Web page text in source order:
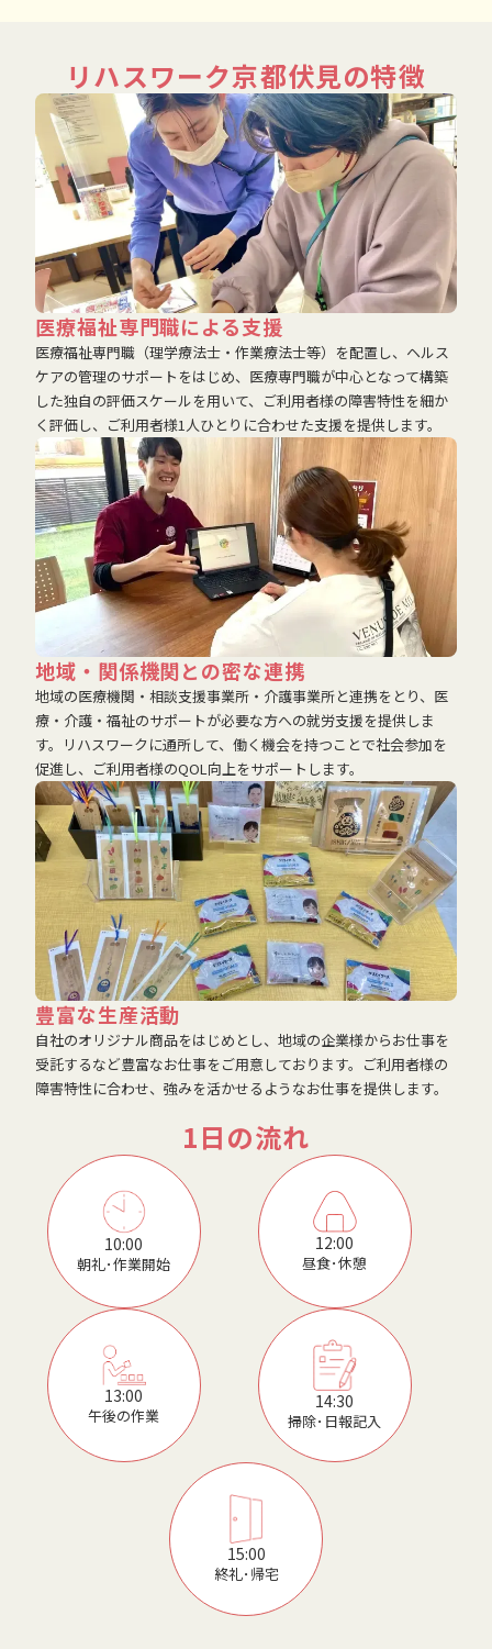
リハスワーク京都伏見の特徴
医療福祉専門職による支援
医療福祉専門職（理学療法士・作業療法士等）を配置し、ヘルス
ケアの管理のサポートをはじめ、医療専門職が中心となって構築
した独自の評価スケールを用いて、ご利用者様の障害特性を細か
く評価し、ご利用者様1人ひとりに合わせた支援を提供します。
地域・関係機関との密な連携
地域の医療機関・相談支援事業所・介護事業所と連携をとり、医
療・介護・福祉のサポートが必要な方への就労支援を提供しま
す。リハスワークに通所して、働く機会を持つことで社会参加を
促進し、ご利用者様のQOL向上をサポートします。
豊富な生産活動
自社のオリジナル商品をはじめとし、地域の企業様からお仕事を
受託するなど豊富なお仕事をご用意しております。ご利用者様の
障害特性に合わせ、強みを活かせるようなお仕事を提供します。
1日の流れ
10:00
朝礼･作業開始
12:00
昼食･休憩
13:00
午後の作業
14:30
掃除･日報記入
15:00
終礼･帰宅